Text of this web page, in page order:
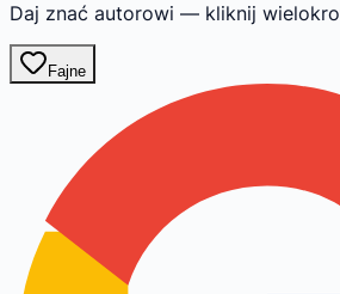
Daj znać autorowi — kliknij
Fajne